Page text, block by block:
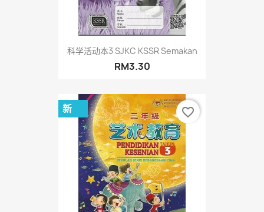
科学活动本3 SJKC KSSR Semakan
RM3.30
新 favorite_border